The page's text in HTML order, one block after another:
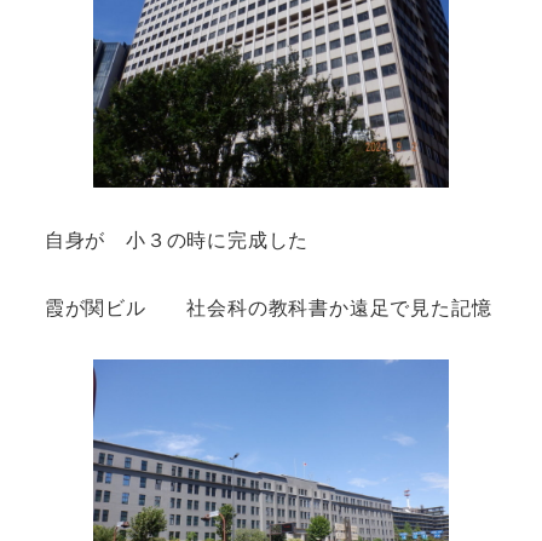
自身が 小３の時に完成した
霞が関ビル 社会科の教科書か遠足で見た記憶